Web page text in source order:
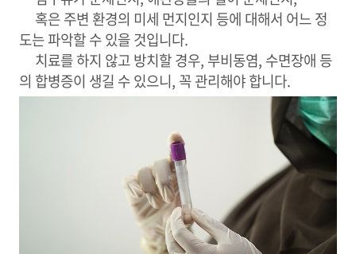
혹은 주변 환경의 미세 먼지인지 등에 대해서 어느 정
도는 파악할 수 있을 것입니다.
치료를 하지 않고 방치할 경우, 부비동염, 수면장애 등
의 합병증이 생길 수 있으니, 꼭 관리해야 합니다.